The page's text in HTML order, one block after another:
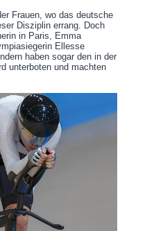
Frauen, wo das deutsche
Disziplin errang. Doch
in Paris, Emma
Ellesse
haben sogar den in der
unterboten und machten